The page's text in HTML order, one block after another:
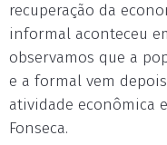
recuperação da
informal aconteceu
observamos que a
e a formal vem
atividade econômica
Fonseca.